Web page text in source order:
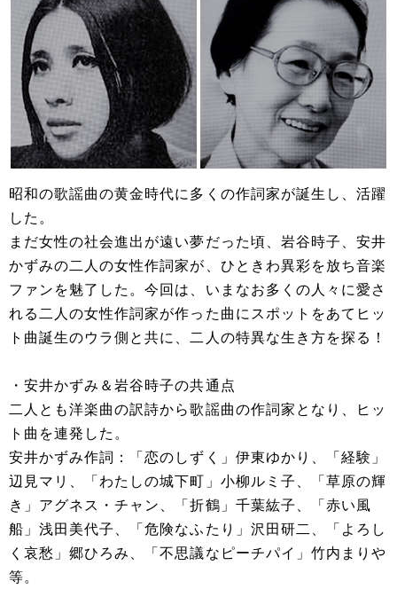
昭和の歌謡曲の黄金時代に多くの作詞家が誕生し、活躍
した。
まだ女性の社会進出が遠い夢だった頃、岩谷時子、安井
かずみの二人の女性作詞家が、ひときわ異彩を放ち音楽
ファンを魅了した。今回は、いまなお多くの人々に愛さ
れる二人の女性作詞家が作った曲にスポットをあてヒッ
ト曲誕生のウラ側と共に、二人の特異な生き方を探る！
・安井かずみ＆岩谷時子の共通点
二人とも洋楽曲の訳詩から歌謡曲の作詞家となり、ヒッ
ト曲を連発した。
安井かずみ作詞：「恋のしずく」伊東ゆかり、「経験」
辺見マリ、「わたしの城下町」小柳ルミ子、「草原の輝
き」アグネス・チャン、「折鶴」千葉紘子、「赤い風
船」浅田美代子、「危険なふたり」沢田研二、「よろし
く哀愁」郷ひろみ、「不思議なピーチパイ」竹内まりや
等。